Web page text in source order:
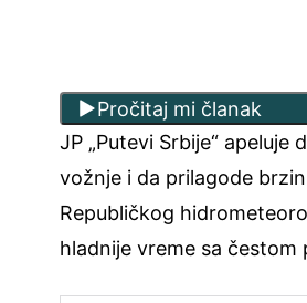
Pročitaj mi članak
JP „Putevi Srbije“
vožnje i da prilagode
Republičkog
hladnije vreme sa čestom